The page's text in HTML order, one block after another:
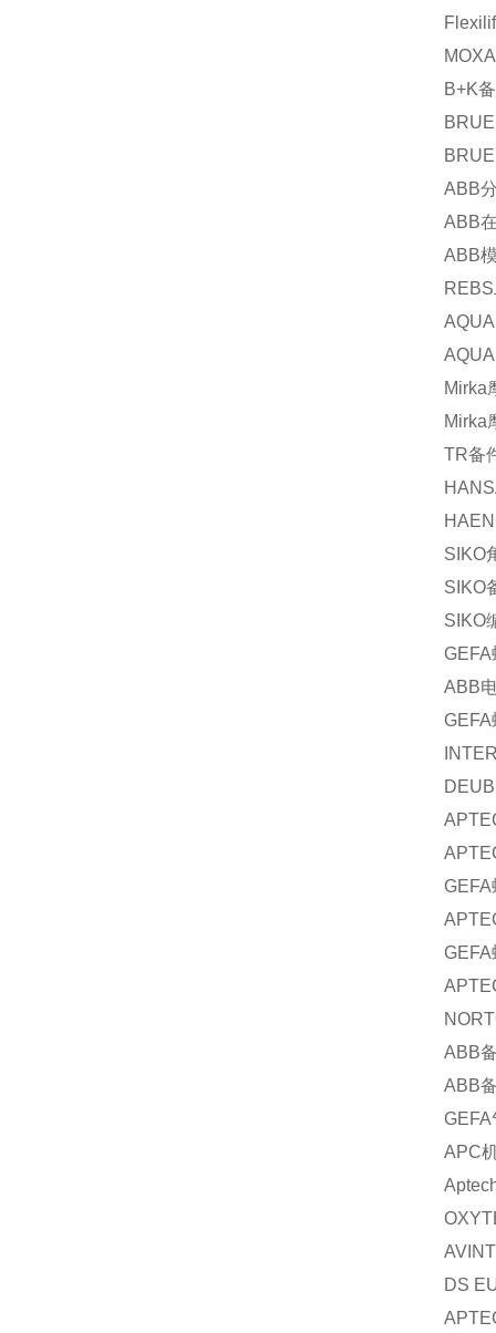
MOXA
B+K
ABB
ABB
ABB
REBS
Mirka
Mirka
TR备
SIKO
SIKO
SIKO
GEFA
ABB
GEFA
GEFA
GEFA
ABB
ABB
GEFA
APC
DS